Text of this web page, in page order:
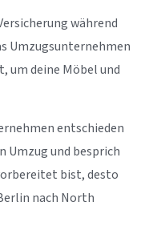
während
Umzugsunternehmen
um deine Möbel und
entschieden
Umzug und besprich
bist, desto
nach North